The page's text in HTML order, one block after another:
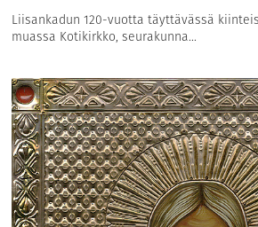
Liisankadun 120-vuotta täyttävässä
muassa Kotikirkko, seurakunna...